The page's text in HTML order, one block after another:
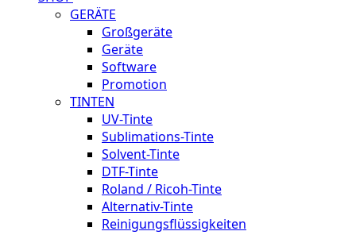
GERÄTE
Großgeräte
Geräte
Software
Promotion
TINTEN
UV-Tinte
Sublimations-Tinte
Solvent-Tinte
DTF-Tinte
Roland / Ricoh-Tinte
Alternativ-Tinte
Reinigungsflüssigkeiten